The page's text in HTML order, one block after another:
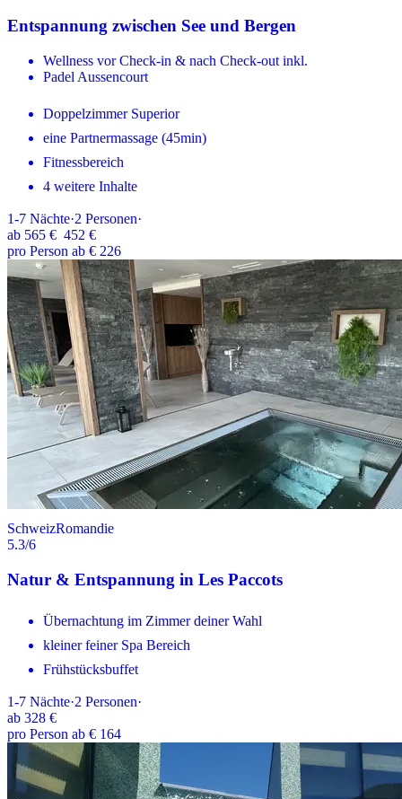
Entspannung zwischen See und Bergen
Wellness vor Check-in & nach Check-out inkl.
Padel Aussencourt
Doppelzimmer Superior
eine Partnermassage (45min)
Fitnessbereich
4 weitere Inhalte
1-7 Nächte·2 Personen·
ab 565 € 452 €
pro Person ab € 226
SchweizRomandie
5.3/6
Natur & Entspannung in Les Paccots
Übernachtung im Zimmer deiner Wahl
kleiner feiner Spa Bereich
Frühstücksbuffet
1-7 Nächte·2 Personen·
ab 328 €
pro Person ab € 164